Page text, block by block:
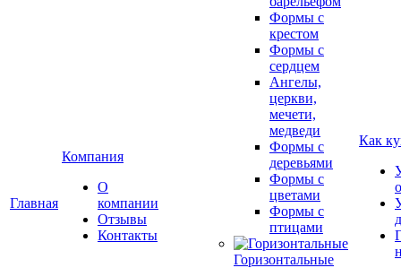
Главная
Компания
О
компании
Отзывы
Контакты
Формы с
крестом
Формы с
сердцем
Ангелы,
церкви,
мечети,
медведи
Формы с
деревьями
Формы с
цветами
Формы с
птицами
Горизонтальные
Как